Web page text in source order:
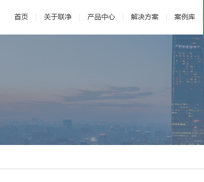
首页 关于联净
· 研发与专利
产品中心 解决方案
· 新材料
案例库